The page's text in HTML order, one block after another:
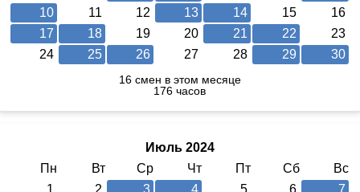
10
11 12 13 14 15
16
17
18 19 20 21 22
23
24
25 26 27 28 29 30
16 смен в этом месяце
176 часов
Июль 2024
Пн
Вт Ср Чт Пт Сб
Вс